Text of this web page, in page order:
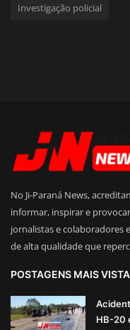
Investigação policial
No Ji-Paraná News,
informar, inspirar e
jornalistas e colaboradores
de alta qualidade que
POSTAGENS MAIS
HB-20